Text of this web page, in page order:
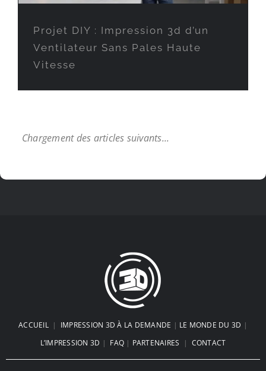
Projet DIY : Impression 3d d’un
Ventilateur Sans Pales Haute
Vitesse
Impression 3d FDM ou Résine : Le
Choc des Technologies